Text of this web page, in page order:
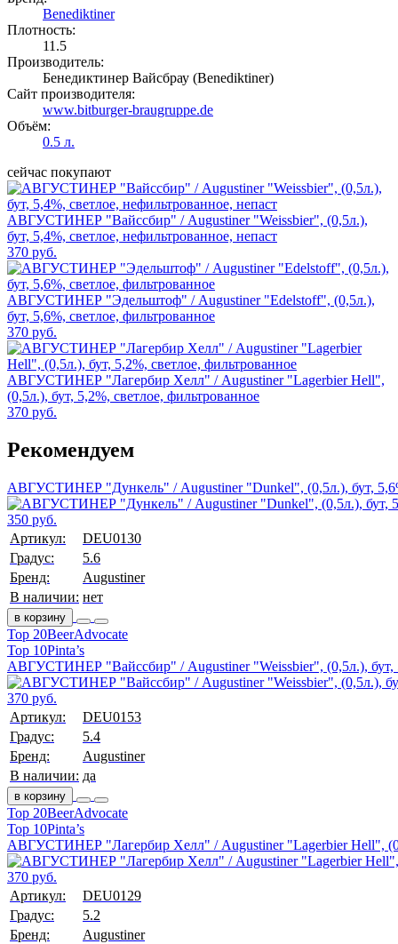
Benediktiner
Плотность:
11.5
Производитель:
Бенедиктинер Вайсбрау (Benediktiner)
Сайт производителя:
www.bitburger-braugruppe.de
Объём:
0.5 л.
сейчас покупают
АВГУСТИНЕР "Вайссбир" / Augustiner "Weissbier", (0,5л.),
бут, 5,4%, светлое, нефильтрованное, непаст
370 руб.
АВГУСТИНЕР "Эдельштоф" / Augustiner "Edelstoff", (0,5л.),
бут, 5,6%, светлое, фильтрованное
370 руб.
АВГУСТИНЕР "Лагербир Хелл" / Augustiner "Lagerbier Hell",
(0,5л.), бут, 5,2%, светлое, фильтрованное
370 руб.
Рекомендуем
АВГУСТИНЕР "Дункель" / Augustiner "Dunkel", (0,5л.), бут,
350 руб.
Артикул:
DEU0130
Градус:
5.6
Бренд:
Augustiner
В наличии: нет
в корзину
Top 20BeerAdvocate
Top 10Pinta’s
АВГУСТИНЕР "Вайссбир" / Augustiner "Weissbier", (0,5л.), бут,
370 руб.
Артикул:
DEU0153
Градус:
5.4
Бренд:
Augustiner
В наличии: да
в корзину
Top 20BeerAdvocate
Top 10Pinta’s
АВГУСТИНЕР "Лагербир Хелл" / Augustiner "Lagerbier Hell",
370 руб.
Артикул:
DEU0129
Градус:
5.2
Бренд:
Augustiner